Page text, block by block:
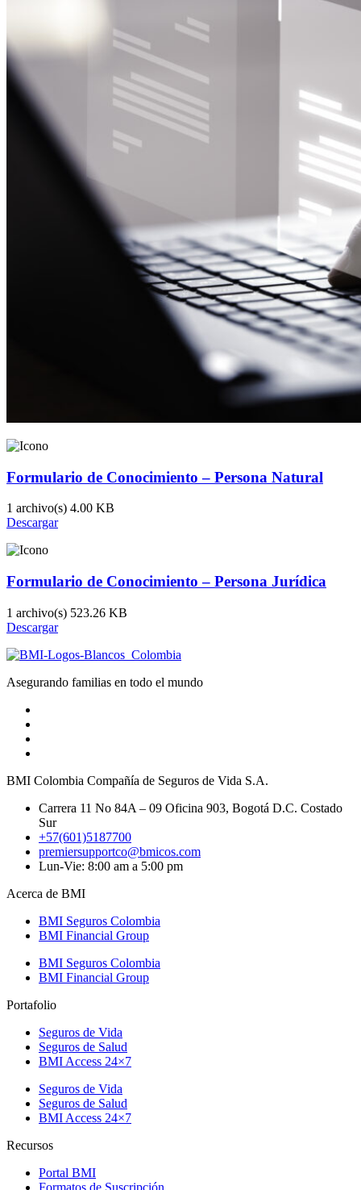
Formulario de Conocimiento – Persona Natural
1 archivo(s) 4.00 KB
Descargar
Formulario de Conocimiento – Persona Jurídica
1 archivo(s) 523.26 KB
Descargar
Asegurando familias en todo el mundo
BMI Colombia Compañía de Seguros de Vida S.A.
Carrera 11 No 84A – 09 Oficina 903, Bogotá D.C. Costado
Sur
+57(601)5187700
premiersupportco@bmicos.com
Lun-Vie: 8:00 am a 5:00 pm
Acerca de BMI
BMI Seguros Colombia
BMI Financial Group
BMI Seguros Colombia
BMI Financial Group
Portafolio
Seguros de Vida
Seguros de Salud
BMI Access 24×7
Seguros de Vida
Seguros de Salud
BMI Access 24×7
Recursos
Portal BMI
Formatos de Suscripción